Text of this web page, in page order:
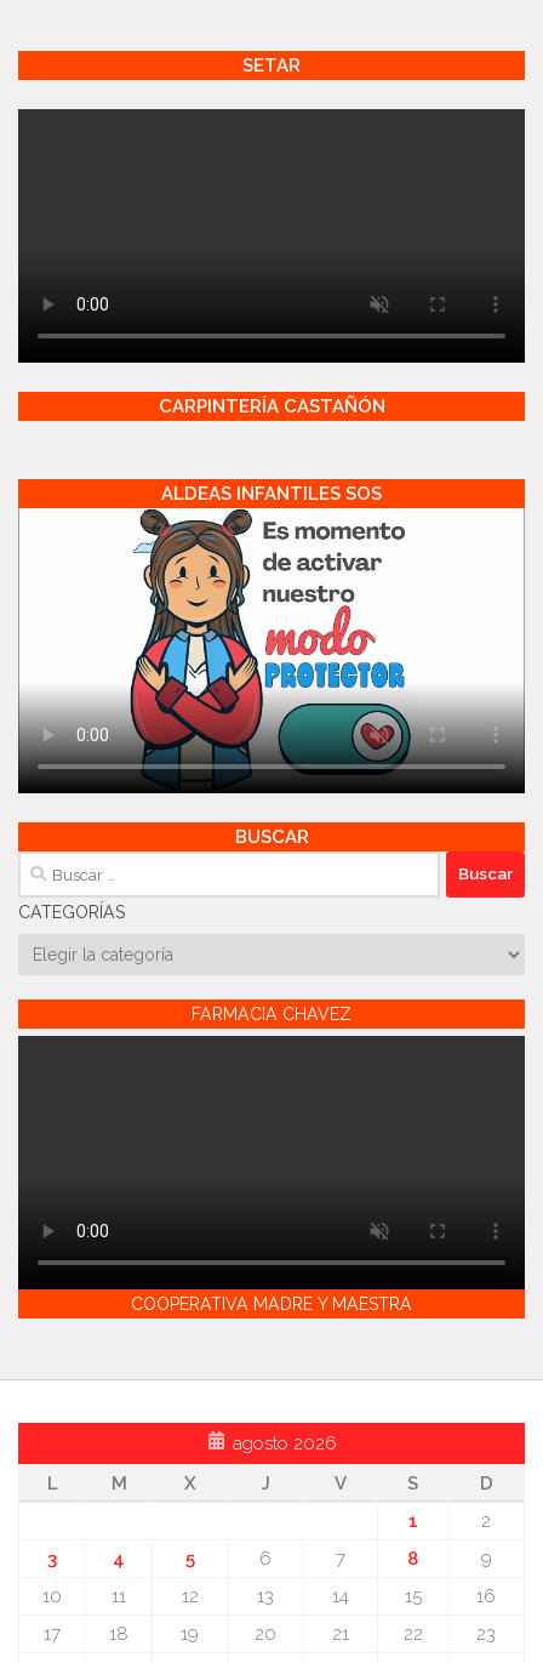
SETAR
CARPINTERÍA CASTAÑÓN
ALDEAS INFANTILES SOS
BUSCAR
Buscar:
CATEGORÍAS
Categorías
FARMACIA CHAVEZ
COOPERATIVA MADRE Y MAESTRA
agosto 2026
L
M X J V S
D
1
2
3
4 5 6 7 8
9
10
11 12 13 14 15
16
17
18 19 20 21 22
23